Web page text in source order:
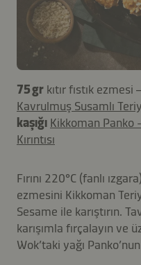
75 gr kıtır fıstık ezmesi
Kavrulmuş Susamlı
kaşığı Kikkoman Panko
Kırıntısı
Fırını 220°C (fanlı
ezmesini Kikkoman
Sesame ile karıştırın.
karışımla fırçalayın ve
Wok’taki yağı